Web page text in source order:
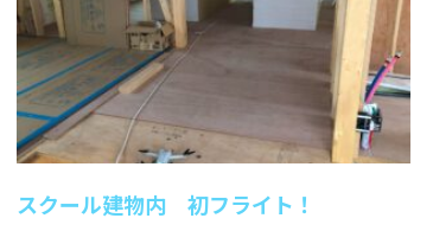
スクール建物内 初フライト！